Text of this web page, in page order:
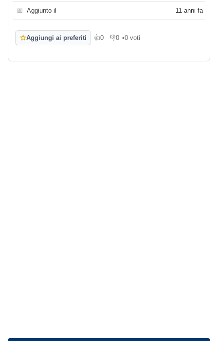
📅 Aggiunto il 11 anni fa
☆Aggiungi ai preferiti 👍0
Mi piace
👎0
Non mi piace
•0 voti